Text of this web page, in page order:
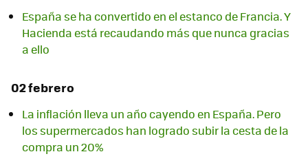
España se ha convertido en el estanco de Francia. Y
Hacienda está recaudando más que nunca gracias
a ello
02 febrero
La inflación lleva un año cayendo en España. Pero
los supermercados han logrado subir la cesta de la
compra un 20%